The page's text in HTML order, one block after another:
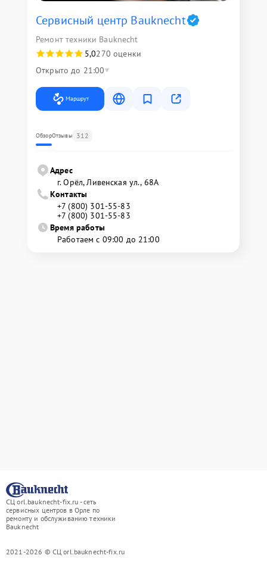
Сервисный центр Bauknecht
Ремонт техники Bauknecht
5,0270 оценки
Открыто до 21:00
Маршрут
ОбзорОтзывы 312
Адрес
г. Орёл, Ливенская ул., 68А
Контакты
+7 (800) 301-55-83
+7 (800) 301-55-83
Время работы
Работаем с 09:00 до 21:00
СЦ orl.bauknecht-fix.ru - сеть
сервисных центров в Орле по
ремонту и обслуживанию техники
Bauknecht
2021-2026 © СЦ orl.bauknecht-fix.ru